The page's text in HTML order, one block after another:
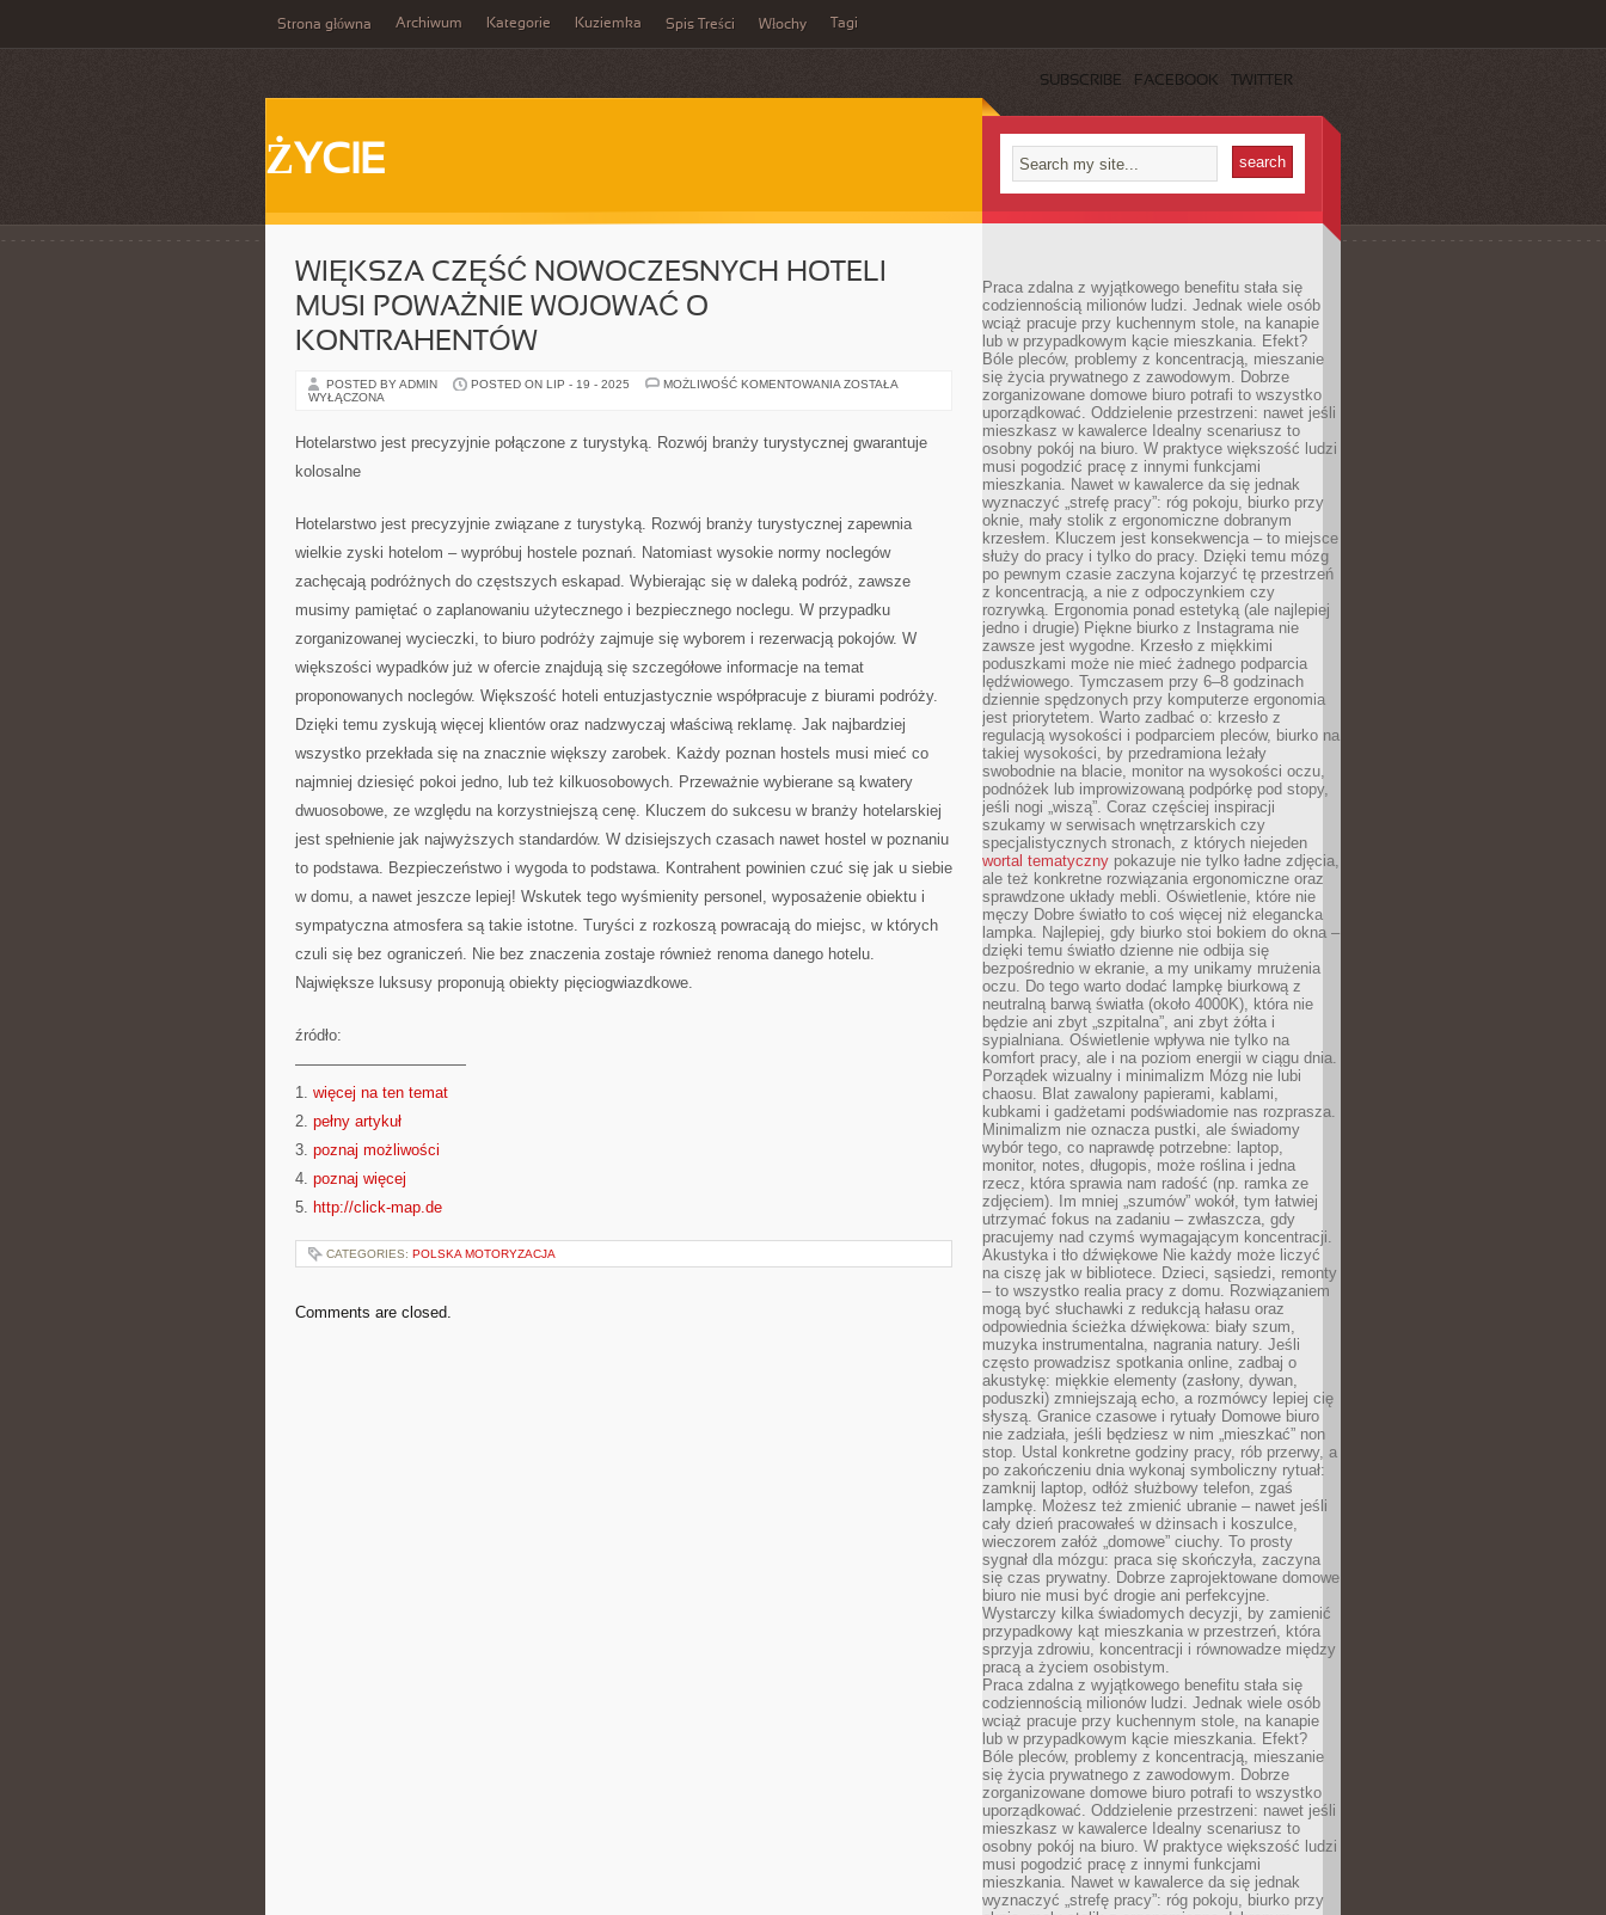
Strona główna Archiwum Kategorie Kuziemka Spis Treści Włochy Tagi
SUBSCRIBE FACEBOOK TWITTER
ŻYCIE
WIĘKSZA CZĘŚĆ NOWOCZESNYCH HOTELI
MUSI POWAŻNIE WOJOWAĆ O
KONTRAHENTÓW
POSTED BY ADMIN POSTED ON LIP - 19 - 2025 MOŻLIWOŚĆ KOMENTOWANIA WIĘKSZA
MUSI
POWAŻNIE
ZOSTAŁA
WYŁĄCZONA
Hotelarstwo jest precyzyjnie połączone z turystyką. Rozwój branży turystycznej gwarantuje
kolosalne
Hotelarstwo jest precyzyjnie związane z turystyką. Rozwój branży turystycznej zapewnia
wielkie zyski hotelom – wypróbuj hostele poznań. Natomiast wysokie normy noclegów
zachęcają podróżnych do częstszych eskapad. Wybierając się w daleką podróż, zawsze
musimy pamiętać o zaplanowaniu użytecznego i bezpiecznego noclegu. W przypadku
zorganizowanej wycieczki, to biuro podróży zajmuje się wyborem i rezerwacją pokojów. W
większości wypadków już w ofercie znajdują się szczegółowe informacje na temat
proponowanych noclegów. Większość hoteli entuzjastycznie współpracuje z biurami podróży.
Dzięki temu zyskują więcej klientów oraz nadzwyczaj właściwą reklamę. Jak najbardziej
wszystko przekłada się na znacznie większy zarobek. Każdy poznan hostels musi mieć co
najmniej dziesięć pokoi jedno, lub też kilkuosobowych. Przeważnie wybierane są kwatery
dwuosobowe, ze względu na korzystniejszą cenę. Kluczem do sukcesu w branży hotelarskiej
jest spełnienie jak najwyższych standardów. W dzisiejszych czasach nawet hostel w poznaniu
to podstawa. Bezpieczeństwo i wygoda to podstawa. Kontrahent powinien czuć się jak u siebie
w domu, a nawet jeszcze lepiej! Wskutek tego wyśmienity personel, wyposażenie obiektu i
sympatyczna atmosfera są takie istotne. Turyści z rozkoszą powracają do miejsc, w których
czuli się bez ograniczeń. Nie bez znaczenia zostaje również renoma danego hotelu.
Największe luksusy proponują obiekty pięciogwiazdkowe.
źródło:
———————————
1. więcej na ten temat
2. pełny artykuł
3. poznaj możliwości
4. poznaj więcej
5. http://click-map.de
CATEGORIES: POLSKA MOTORYZACJA
Comments are closed.
Praca zdalna z wyjątkowego benefitu stała się
codziennością milionów ludzi. Jednak wiele osób
wciąż pracuje przy kuchennym stole, na kanapie
lub w przypadkowym kącie mieszkania. Efekt?
Bóle pleców, problemy z koncentracją, mieszanie
się życia prywatnego z zawodowym. Dobrze
zorganizowane domowe biuro potrafi to wszystko
uporządkować. Oddzielenie przestrzeni: nawet jeśli
mieszkasz w kawalerce Idealny scenariusz to
osobny pokój na biuro. W praktyce większość ludzi
musi pogodzić pracę z innymi funkcjami
mieszkania. Nawet w kawalerce da się jednak
wyznaczyć „strefę pracy”: róg pokoju, biurko przy
oknie, mały stolik z ergonomiczne dobranym
krzesłem. Kluczem jest konsekwencja – to miejsce
służy do pracy i tylko do pracy. Dzięki temu mózg
po pewnym czasie zaczyna kojarzyć tę przestrzeń
z koncentracją, a nie z odpoczynkiem czy
rozrywką. Ergonomia ponad estetyką (ale najlepiej
jedno i drugie) Piękne biurko z Instagrama nie
zawsze jest wygodne. Krzesło z miękkimi
poduszkami może nie mieć żadnego podparcia
lędźwiowego. Tymczasem przy 6–8 godzinach
dziennie spędzonych przy komputerze ergonomia
jest priorytetem. Warto zadbać o: krzesło z
regulacją wysokości i podparciem pleców, biurko na
takiej wysokości, by przedramiona leżały
swobodnie na blacie, monitor na wysokości oczu,
podnóżek lub improwizowaną podpórkę pod stopy,
jeśli nogi „wiszą”. Coraz częściej inspiracji
szukamy w serwisach wnętrzarskich czy
specjalistycznych stronach, z których niejeden
wortal tematyczny pokazuje nie tylko ładne zdjęcia,
ale też konkretne rozwiązania ergonomiczne oraz
sprawdzone układy mebli. Oświetlenie, które nie
męczy Dobre światło to coś więcej niż elegancka
lampka. Najlepiej, gdy biurko stoi bokiem do okna –
dzięki temu światło dzienne nie odbija się
bezpośrednio w ekranie, a my unikamy mrużenia
oczu. Do tego warto dodać lampkę biurkową z
neutralną barwą światła (około 4000K), która nie
będzie ani zbyt „szpitalna”, ani zbyt żółta i
sypialniana. Oświetlenie wpływa nie tylko na
komfort pracy, ale i na poziom energii w ciągu dnia.
Porządek wizualny i minimalizm Mózg nie lubi
chaosu. Blat zawalony papierami, kablami,
kubkami i gadżetami podświadomie nas rozprasza.
Minimalizm nie oznacza pustki, ale świadomy
wybór tego, co naprawdę potrzebne: laptop,
monitor, notes, długopis, może roślina i jedna
rzecz, która sprawia nam radość (np. ramka ze
zdjęciem). Im mniej „szumów” wokół, tym łatwiej
utrzymać fokus na zadaniu – zwłaszcza, gdy
pracujemy nad czymś wymagającym koncentracji.
Akustyka i tło dźwiękowe Nie każdy może liczyć
na ciszę jak w bibliotece. Dzieci, sąsiedzi, remonty
– to wszystko realia pracy z domu. Rozwiązaniem
mogą być słuchawki z redukcją hałasu oraz
odpowiednia ścieżka dźwiękowa: biały szum,
muzyka instrumentalna, nagrania natury. Jeśli
często prowadzisz spotkania online, zadbaj o
akustykę: miękkie elementy (zasłony, dywan,
poduszki) zmniejszają echo, a rozmówcy lepiej cię
słyszą. Granice czasowe i rytuały Domowe biuro
nie zadziała, jeśli będziesz w nim „mieszkać” non
stop. Ustal konkretne godziny pracy, rób przerwy, a
po zakończeniu dnia wykonaj symboliczny rytuał:
zamknij laptop, odłóż służbowy telefon, zgaś
lampkę. Możesz też zmienić ubranie – nawet jeśli
cały dzień pracowałeś w dżinsach i koszulce,
wieczorem załóż „domowe” ciuchy. To prosty
sygnał dla mózgu: praca się skończyła, zaczyna
się czas prywatny. Dobrze zaprojektowane domowe
biuro nie musi być drogie ani perfekcyjne.
Wystarczy kilka świadomych decyzji, by zamienić
przypadkowy kąt mieszkania w przestrzeń, która
sprzyja zdrowiu, koncentracji i równowadze między
pracą a życiem osobistym.
Praca zdalna z wyjątkowego benefitu stała się
codziennością milionów ludzi. Jednak wiele osób
wciąż pracuje przy kuchennym stole, na kanapie
lub w przypadkowym kącie mieszkania. Efekt?
Bóle pleców, problemy z koncentracją, mieszanie
się życia prywatnego z zawodowym. Dobrze
zorganizowane domowe biuro potrafi to wszystko
uporządkować. Oddzielenie przestrzeni: nawet jeśli
mieszkasz w kawalerce Idealny scenariusz to
osobny pokój na biuro. W praktyce większość ludzi
musi pogodzić pracę z innymi funkcjami
mieszkania. Nawet w kawalerce da się jednak
wyznaczyć „strefę pracy”: róg pokoju, biurko przy